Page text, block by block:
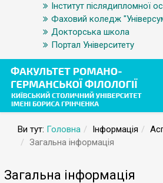
Інститут післядипломної
Фаховий коледж
Докторська школа
Портал Університету
Ви тут: Головна Інформація
Загальна інформація
Загальна інформація